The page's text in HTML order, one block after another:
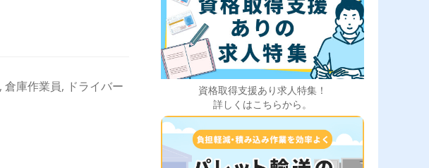
庫作業員, ドライバー
資格取得支援あり求人特集！
詳しくはこちらから。